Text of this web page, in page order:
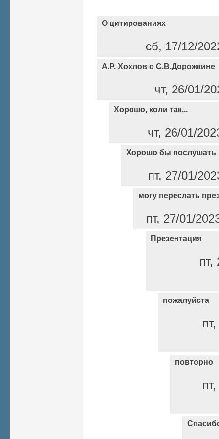
О цитированиях
сб, 17/12/
А.Р. Хохлов о С.В.Дорожкине
чт, 26/01/
Хорошо, коли так...
чт, 26/01/
Хорошо бы послушать
пт, 27/01/
могу переслать
пт, 27/01/
Презентация
пт,
пожалуйста
повторно